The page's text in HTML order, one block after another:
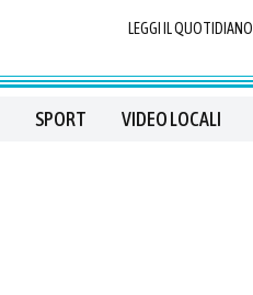
LEGGI IL QUOTIDIANO
SPORT VIDEO LOCALI